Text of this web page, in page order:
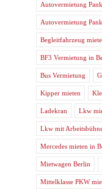
Autovermietung
Autovermietung
Begleitfahrzeug
BF3 Vermietung in
Bus Vermietung
Kipper mieten
Ladekran Lkw
Lkw mit
Mercedes mieten in
Mietwagen Berlin
Mittelklasse PKW